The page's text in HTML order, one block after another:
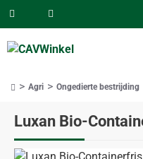
Luxan Bio-
Agri Ongedierte bestrijding